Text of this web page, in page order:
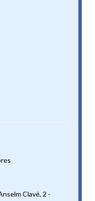
Clavé, 2 -